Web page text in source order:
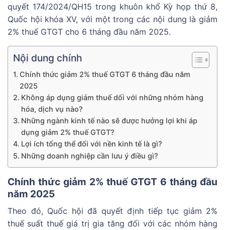
quyết 174/2024/QH15 trong khuôn khổ Kỳ họp thứ 8,
Quốc hội khóa XV, với một trong các nội dung là giảm
2% thuế GTGT cho 6 tháng đầu năm 2025.
Nội dung chính
Chính thức giảm 2% thuế GTGT 6 tháng đầu năm
2025
Không áp dụng giảm thuế dối với những nhóm hàng
hóa, dịch vụ nào?
Những ngành kinh tế nào sẽ được hưởng lợi khi áp
dụng giảm 2% thuế GTGT?
Lợi ích tổng thể đối với nền kinh tế là gì?
Những doanh nghiệp cần lưu ý điều gì?
Chính thức giảm 2% thuế GTGT 6 tháng đầu
năm 2025
Theo đó, Quốc hội đã quyết định tiếp tục giảm 2%
thuế suất thuế giá trị gia tăng đối với các nhóm hàng